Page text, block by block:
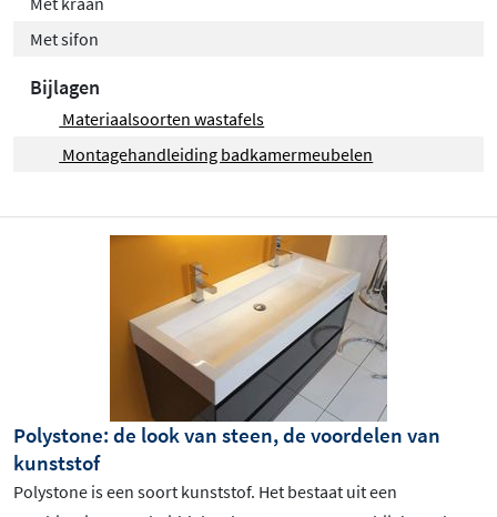
Met sifon
Bijlagen
Materiaalsoorten wastafels
Montagehandleiding badkamermeubelen
Polystone: de look van steen, de voordelen van
kunststof
Polystone is een soort kunststof. Het bestaat uit een